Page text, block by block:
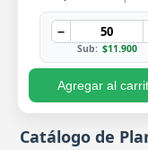
−
Sub: $11.900
Agregar al
Catálogo de